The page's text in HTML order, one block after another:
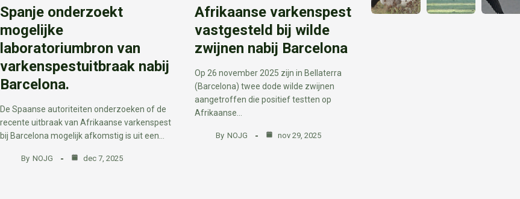
Spanje onderzoekt
mogelijke
laboratoriumbron van
varkenspestuitbraak nabij
Barcelona.
De Spaanse autoriteiten onderzoeken of de
recente uitbraak van Afrikaanse varkenspest
bij Barcelona mogelijk afkomstig is uit een…
By NOJG dec 7, 2025
Afrikaanse varkenspest
vastgesteld bij wilde
zwijnen nabij Barcelona
Op 26 november 2025 zijn in Bellaterra
(Barcelona) twee dode wilde zwijnen
aangetroffen die positief testten op
Afrikaanse…
By NOJG nov 29, 2025